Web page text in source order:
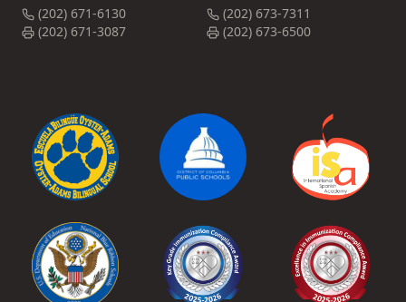
(202) 671-6130
(202) 671-3087
(202) 673-7311
(202) 673-6500